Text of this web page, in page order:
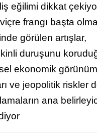
eğilimi dikkat
frangı başta
görülen artışlar,
duruşunu
ekonomik
ve jeopolitik riskler
ana